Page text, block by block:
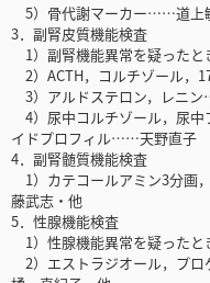
5）骨代謝マーカー……道上
3．副腎皮質機能検査
1）副腎機能異常を疑った
2）ACTH，コルチゾール，
3）アルドステロン，レニ
4）尿中コルチゾール，尿中
イドプロフィル……天野直子
4．副腎髄質機能検査
1）カテコールアミン3分画
藤武志・他
5．性腺機能検査
1）性腺機能異常を疑った
2）エストラジオール，プ